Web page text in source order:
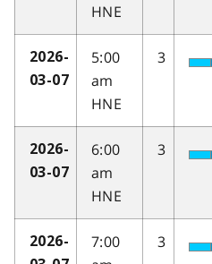
HNE
2026-
03-07
5:00
am
HNE
3
2026-
03-07
6:00
am
HNE
3
2026-
7:00
3